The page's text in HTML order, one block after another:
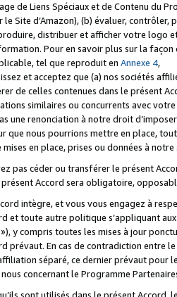
de Liens Spéciaux et de Contenu du
le Site d’Amazon), (b) évaluer,
distribuer et afficher votre logo
Pour en savoir plus sur la
tel que reproduit en Annexe 4,
et acceptez que (a) nos sociétés
de celles contenues dans le présent
similaires ou concurrents avec
une renonciation à notre droit
que nous pourrions mettre en place,
en place, prises ou données à
pas céder ou transférer le présent
Accord sera obligatoire,
intègre, et vous vous engagez à
et toute autre politique s’appliquant
»), y compris toutes les mises à jour
prévaut. En cas de contradiction entre
séparé, ce dernier prévaut pour
concernant le Programme